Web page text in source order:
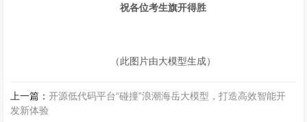
祝各位考生旗开得胜
（此图片由大模型生成）
上一篇：开源低代码平台“碰撞”浪潮海岳大模型，打造高效智能开
发新体验